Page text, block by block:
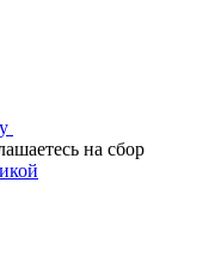
на сбор